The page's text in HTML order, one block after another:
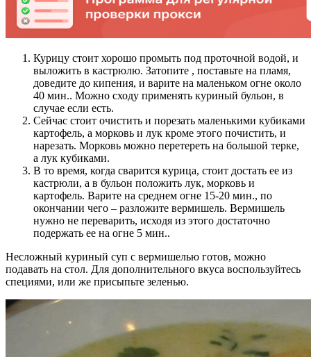
Курицу стоит хорошо промыть под проточной водой, и
выложить в кастрюлю. Затопите , поставьте на пламя,
доведите до кипения, и варите на маленьком огне около
40 мин.. Можно сходу применять куриный бульон, в
случае если есть.
Сейчас стоит очистить и порезать маленькими кубиками
картофель, а морковь и лук кроме этого почистить, и
нарезать. Морковь можно перетереть на большой терке,
а лук кубиками.
В то время, когда сварится курица, стоит достать ее из
кастрюли, а в бульон положить лук, морковь и
картофель. Варите на среднем огне 15-20 мин., по
окончании чего – разложите вермишель. Вермишель
нужно не переварить, исходя из этого достаточно
подержать ее на огне 5 мин..
Несложный куриный суп с вермишелью готов, можно
подавать на стол. Для дополнительного вкуса воспользуйтесь
специями, или же присыпьте зеленью.